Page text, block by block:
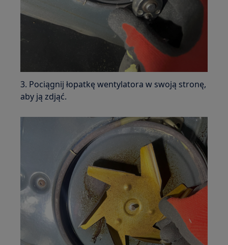
3. Pociągnij łopatkę wentylatora w swoją stronę,
aby ją zdjąć.